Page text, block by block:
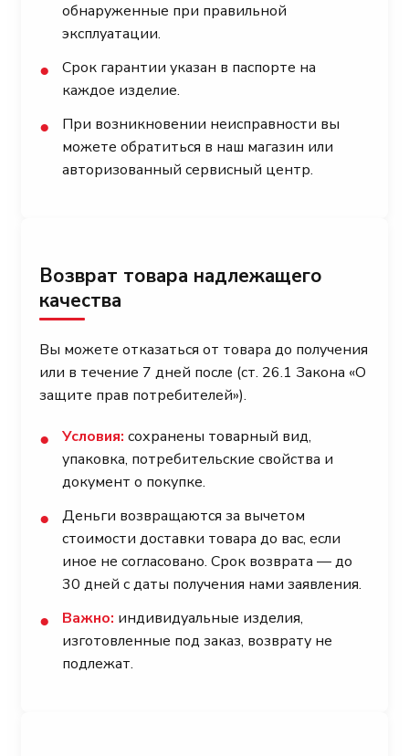
обнаруженные при правильной
эксплуатации.
●
Срок гарантии указан в паспорте на
каждое изделие.
●
При возникновении неисправности вы
можете обратиться в наш магазин или
авторизованный сервисный центр.
Возврат товара надлежащего
качества
Вы можете отказаться от товара до получения
или в течение 7 дней после (ст. 26.1 Закона «О
защите прав потребителей»).
● Условия: сохранены товарный вид,
упаковка, потребительские свойства и
документ о покупке.
●
Деньги возвращаются за вычетом
стоимости доставки товара до вас, если
иное не согласовано. Срок возврата — до
30 дней с даты получения нами заявления.
● Важно: индивидуальные изделия,
изготовленные под заказ, возврату не
подлежат.